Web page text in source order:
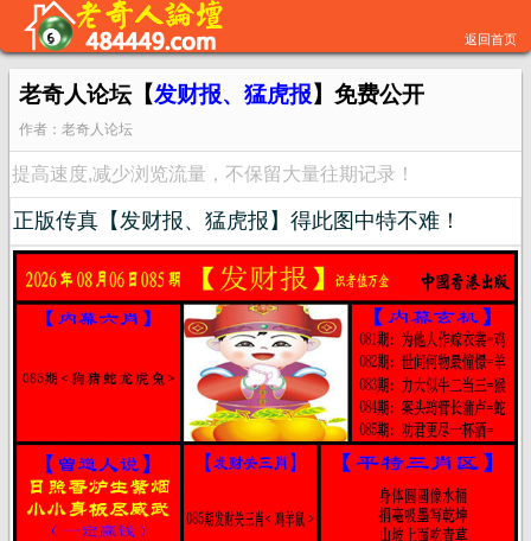
返回首页
老奇人论坛【发财报、猛虎报】免费公开
作者：老奇人论坛
提高速度,减少浏览流量，不保留大量往期记录！
正版传真【发财报、猛虎报】得此图中特不难！